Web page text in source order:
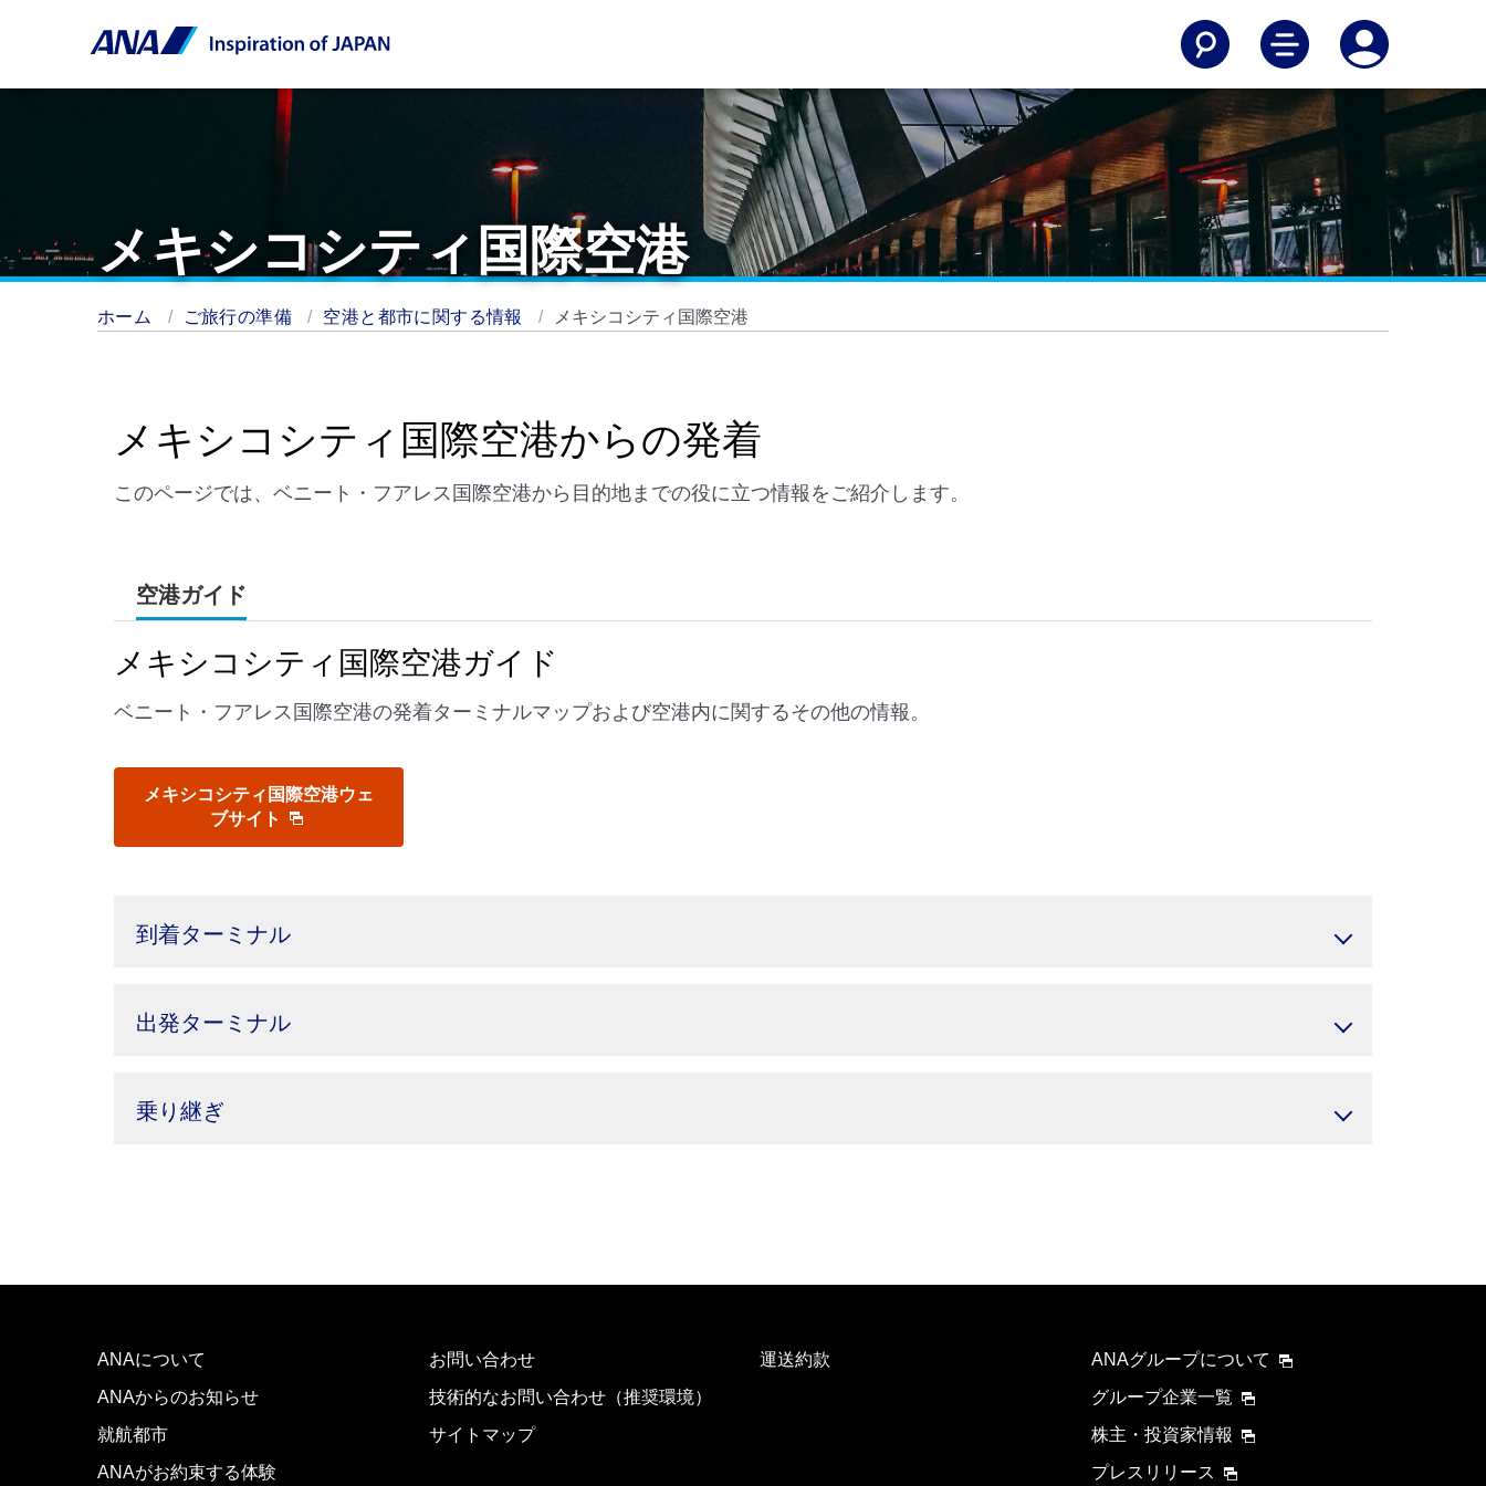
メキシコシティ国際空港
ホーム ご旅行の準備 空港と都市に関する情報 メキシコシティ国際空港
メキシコシティ国際空港からの発着
このページでは、ベニート・フアレス国際空港から目的地までの役に立つ情報をご紹介します。
空港ガイド
メキシコシティ国際空港ガイド
ベニート・フアレス国際空港の発着ターミナルマップおよび空港内に関するその他の情報。
メキシコシティ国際空港ウェ
ブサイト
到着ターミナル
出発ターミナル
乗り継ぎ
ANAについて
ANAからのお知らせ
就航都市
ANAがお約束する体験
お問い合わせ
技術的なお問い合わせ（推奨環境）
サイトマップ
運送約款
ANAグループについて
グループ企業一覧
株主・投資家情報
プレスリリース